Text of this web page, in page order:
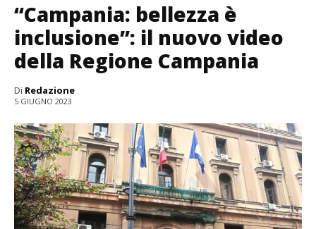
“Campania: bellezza è
inclusione”: il nuovo video
della Regione Campania
Di Redazione
5 GIUGNO 2023